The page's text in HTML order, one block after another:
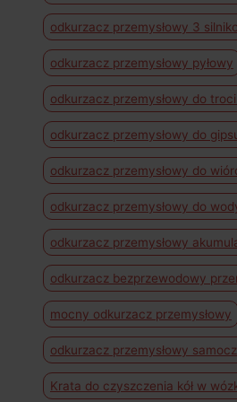
odkurzacz przemysłowy 3
odkurzacz przemysłowy pyłowy
odkurzacz przemysłowy do
odkurzacz przemysłowy do
odkurzacz przemysłowy do
odkurzacz przemysłowy do
odkurzacz przemysłowy
odkurzacz bezprzewodowy
mocny odkurzacz przemysłowy
odkurzacz przemysłowy
Krata do czyszczenia kół w